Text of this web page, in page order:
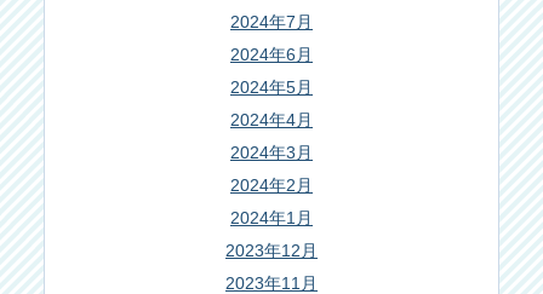
2024年7月
2024年6月
2024年5月
2024年4月
2024年3月
2024年2月
2024年1月
2023年12月
2023年11月